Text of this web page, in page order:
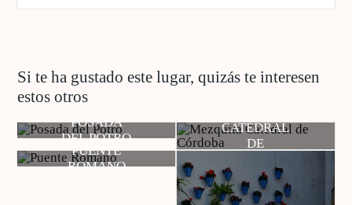
Si te ha gustado este lugar, quizás te interesen
estos otros
POSADA
DEL POTRO
CATEDRAL
DE
PUENTE
ROMANO